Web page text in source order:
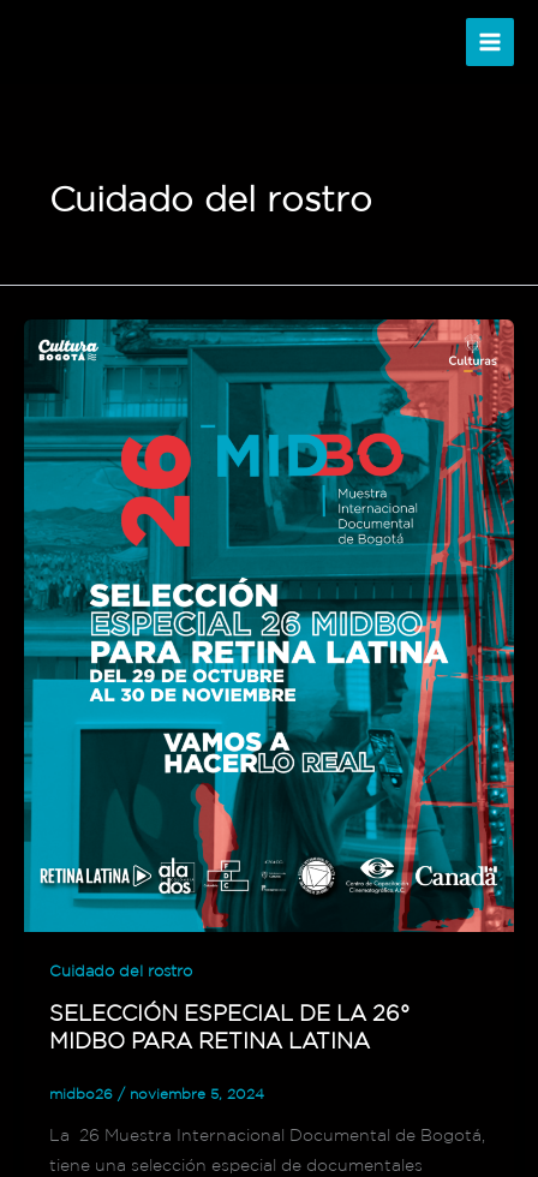
Cuidado del rostro
Cuidado del rostro
SELECCIÓN ESPECIAL DE LA 26°
MIDBO PARA RETINA LATINA
midbo26 / noviembre 5, 2024
La 26 Muestra Internacional Documental de Bogotá,
tiene una selección especial de documentales